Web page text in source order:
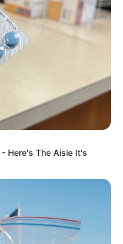
Here's The Aisle It's